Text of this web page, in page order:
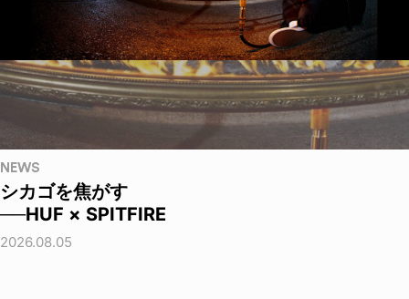
NEWS
シカゴを焦がす
──HUF × SPITFIRE
2026.08.05